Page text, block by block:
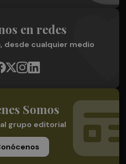
en redes
desde cualquier medio
Somos
grupo editorial